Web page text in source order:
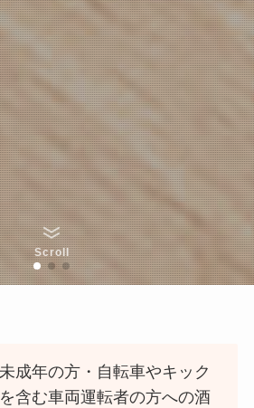
Scroll
成年の方・自転車やキック
含む車両運転者の方への酒